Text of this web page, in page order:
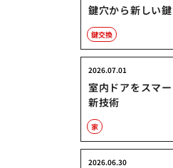
鍵穴から新しい
鍵交換
室内ドアをスマ
新技術
2026.07.01
家
2026.06.30